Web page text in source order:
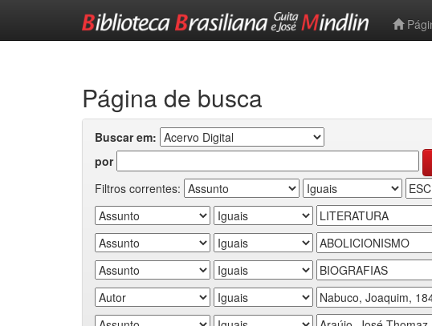
Página de busca
Buscar em:
por
Filtros correntes: